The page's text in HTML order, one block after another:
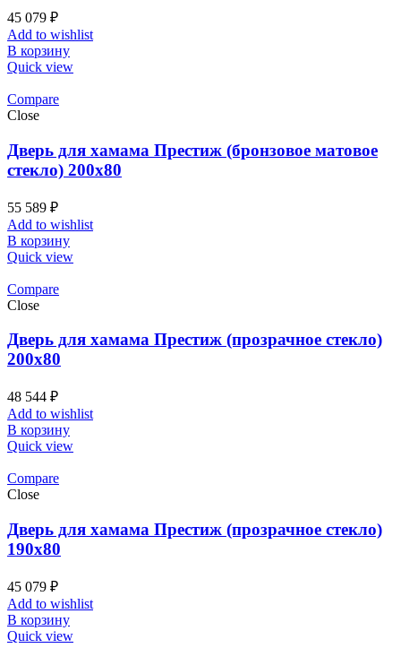
45 079 ₽
Add to wishlist
В корзину
Quick view
Compare
Close
Дверь для хамама Престиж (бронзовое матовое
стекло) 200х80
55 589 ₽
Add to wishlist
В корзину
Quick view
Compare
Close
Дверь для хамама Престиж (прозрачное стекло)
200х80
48 544 ₽
Add to wishlist
В корзину
Quick view
Compare
Close
Дверь для хамама Престиж (прозрачное стекло)
190х80
45 079 ₽
Add to wishlist
В корзину
Quick view